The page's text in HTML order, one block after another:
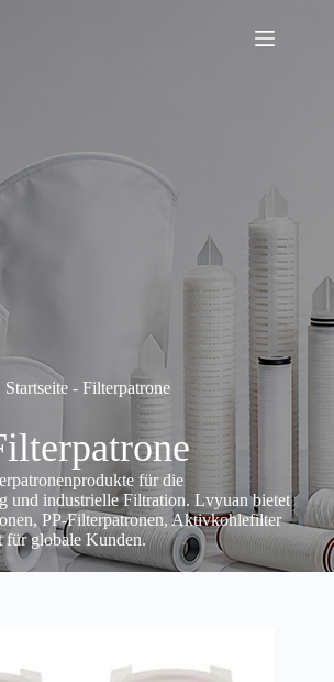
Startseite- Filterpatrone
für die
und industrielle Filtration. Lvyuan bietet
PP-Filterpatronen, Aktivkohlefilter
für globale Kunden.